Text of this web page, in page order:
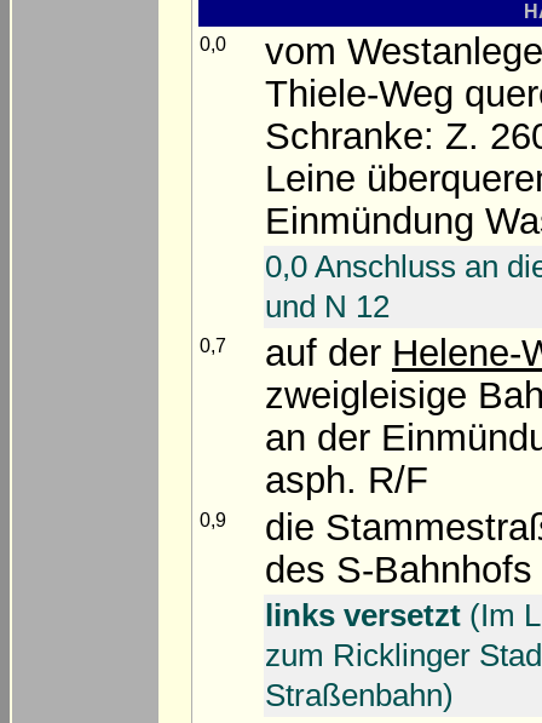
0,0
vom
Thiele-Weg
Schranke: Z.
Leine
Einmündung
0,0 Anschluss an
und N 12
0,7 auf der Helene-
zweigleisige
an der
asph. R/F
0,9
die
des S-
links versetzt (Im
zum Ricklinger
Straßenbahn)